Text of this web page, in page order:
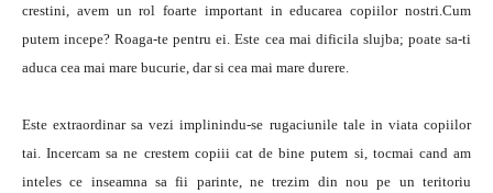
crestini, avem un rol foarte important in educarea copiilor nostri.Cum
putem incepe? Roaga-te pentru ei. Este cea mai dificila slujba; poate sa-ti
aduca cea mai mare bucurie, dar si cea mai mare durere.
Este extraordinar sa vezi implinindu-se rugaciunile tale in viata copiilor
tai. Incercam sa ne crestem copiii cat de bine putem si, tocmai cand am
inteles ce inseamna sa fii parinte, ne trezim din nou pe un teritoriu